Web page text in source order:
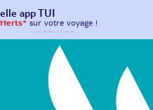
app TUI
sur votre voyage !
code :HAPPYAPP